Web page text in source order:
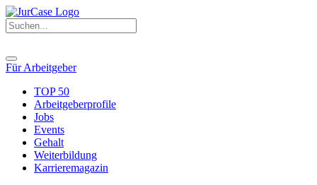
Für Arbeitgeber
TOP 50
Arbeitgeberprofile
Jobs
Events
Gehalt
Weiterbildung
Karrieremagazin